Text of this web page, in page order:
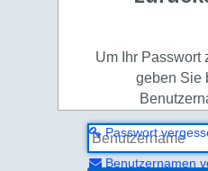
Um Ihr Passwort
geben Sie
Passwort
Benutzernamen